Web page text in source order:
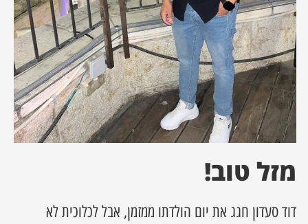
מסע מלחמה
השבוע
מקומית
עסקים
מזל טוב!
דוד סעדון חגג את יום הולדתו ממזמן, אבל לכלוכית לא